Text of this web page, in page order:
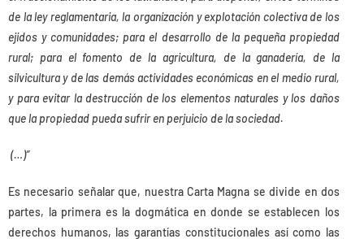
de la ley reglamentaria, la organización y explotación colectiva de los
ejidos y comunidades; para el desarrollo de la pequeña propiedad
rural; para el fomento de la agricultura, de la ganadería, de la
silvicultura y de las demás actividades económicas en el medio rural,
y para evitar la destrucción de los elementos naturales y los daños
que la propiedad pueda sufrir en perjuicio de la sociedad.
(…)”
Es necesario señalar que, nuestra Carta Magna se divide en dos
partes, la primera es la dogmática en donde se establecen los
derechos humanos, las garantías constitucionales así como las